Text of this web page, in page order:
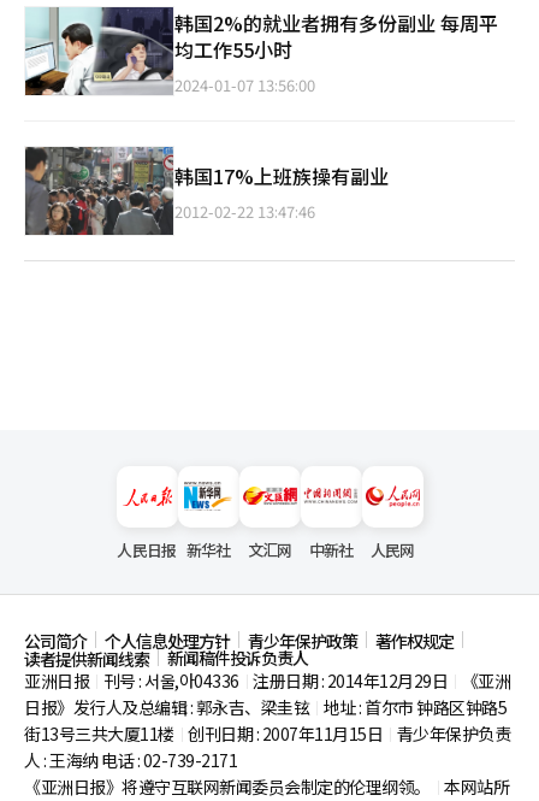
韩国2%的就业者拥有多份副业 每周平
均工作55小时
2024-01-07 13:56:00
韩国17%上班族操有副业
2012-02-22 13:47:46
人民日报 新华社 文汇网 中新社 人民网
公司简介 个人信息处理方针 青少年保护政策 著作权规定
读者提供新闻线索
新闻稿件投诉负责人
亚洲日报
刊号 : 서울,아04336 注册日期 : 2014年12月29日
《亚洲
日报》发行人及总编辑 : 郭永吉、梁圭铉 地址 : 首尔市钟路区钟路5
街13号三共大厦11楼 创刊日期 : 2007年11月15日
青少年保护负责
人 : 王海纳 电话 : 02-739-2171
《亚洲日报》将遵守互联网新闻委员会制定的伦理纲领。
本网站所